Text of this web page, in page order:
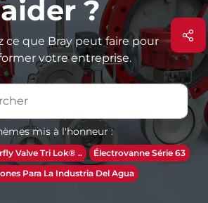
aider ?
ce que Bray peut faire pour
votre entreprise.
mis à l'honneur :
Valve Tri Lok® ..
Électrovanne Série 63
Para La Industria Del Agua